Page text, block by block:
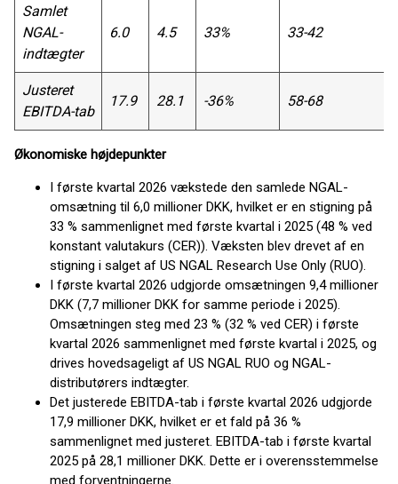
Samlet
NGAL-
indtægter
6.0 4.5 33% 33-42
Justeret
EBITDA-tab
17.9 28.1 -36% 58-68
Økonomiske højdepunkter
I første kvartal 2026 vækstede den samlede NGAL-
omsætning til 6,0 millioner DKK, hvilket er en stigning på
33 % sammenlignet med første kvartal i 2025 (48 % ved
konstant valutakurs (CER)). Væksten blev drevet af en
stigning i salget af US NGAL Research Use Only (RUO).
I første kvartal 2026 udgjorde omsætningen 9,4 millioner
DKK (7,7 millioner DKK for samme periode i 2025).
Omsætningen steg med 23 % (32 % ved CER) i første
kvartal 2026 sammenlignet med første kvartal i 2025, og
drives hovedsageligt af US NGAL RUO og NGAL-
distributørers indtægter.
Det justerede EBITDA-tab i første kvartal 2026 udgjorde
17,9 millioner DKK, hvilket er et fald på 36 %
sammenlignet med justeret. EBITDA-tab i første kvartal
2025 på 28,1 millioner DKK. Dette er i overensstemmelse
med forventningerne.